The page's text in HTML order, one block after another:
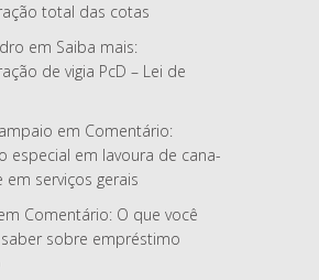
total das cotas
em Saiba mais:
de vigia PcD – Lei de
em Comentário:
especial em lavoura de cana-
em serviços gerais
Comentário: O que você
sobre empréstimo